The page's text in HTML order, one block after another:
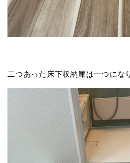
二つあった床下収納庫は一つにな